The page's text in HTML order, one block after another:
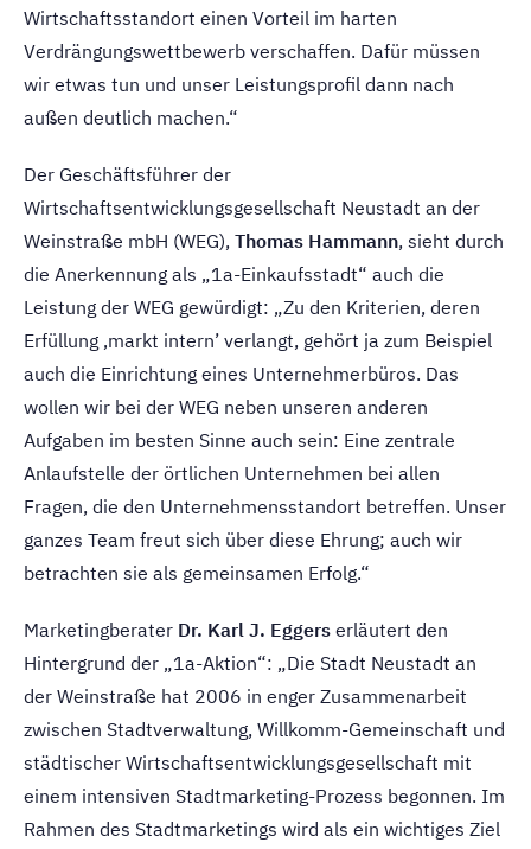
Wirtschaftsstandort einen Vorteil im harten
Verdrängungswettbewerb verschaffen. Dafür müssen
wir etwas tun und unser Leistungsprofil dann nach
außen deutlich machen.“
Der Geschäftsführer der
Wirtschaftsentwicklungsgesellschaft Neustadt an der
Weinstraße mbH (WEG), Thomas Hammann, sieht durch
die Anerkennung als „1a-Einkaufsstadt“ auch die
Leistung der WEG gewürdigt: „Zu den Kriterien, deren
Erfüllung ‚markt intern’ verlangt, gehört ja zum Beispiel
auch die Einrichtung eines Unternehmerbüros. Das
wollen wir bei der WEG neben unseren anderen
Aufgaben im besten Sinne auch sein: Eine zentrale
Anlaufstelle der örtlichen Unternehmen bei allen
Fragen, die den Unternehmensstandort betreffen. Unser
ganzes Team freut sich über diese Ehrung; auch wir
betrachten sie als gemeinsamen Erfolg.“
Marketingberater Dr. Karl J. Eggers erläutert den
Hintergrund der „1a-Aktion“: „Die Stadt Neustadt an
der Weinstraße hat 2006 in enger Zusammenarbeit
zwischen Stadtverwaltung, Willkomm-Gemeinschaft und
städtischer Wirtschaftsentwicklungsgesellschaft mit
einem intensiven Stadtmarketing-Prozess begonnen. Im
Rahmen des Stadtmarketings wird als ein wichtiges Ziel